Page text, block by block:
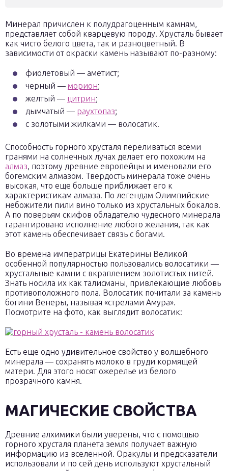
Минерал причислен к полудрагоценным камням,
представляет собой кварцевую породу. Хрусталь бывает
как чисто белого цвета, так и разноцветный. В
зависимости от окраски камень называют по-разному:
фиолетовый — аметист;
черный — морион;
желтый — цитрин;
дымчатый — раухтопаз;
с золотыми жилками — волосатик.
Способность горного хрусталя переливаться всеми
гранями на солнечных лучах делает его похожим на
алмаз, поэтому древние европейцы и именовали его
богемским алмазом. Твердость минерала тоже очень
высокая, что еще больше приближает его к
характеристикам алмаза. По легендам Олимпийские
небожители пили вино только из хрустальных бокалов.
А по поверьям скифов обладателю чудесного минерала
гарантировано исполнение любого желания, так как
этот камень обеспечивает связь с богами.
Во времена императрицы Екатерины Великой
особенной популярностью пользовались волосатики —
хрустальные камни с вкраплением золотистых нитей.
Знать носила их как талисманы, привлекающие любовь
противоположного пола. Волосатик почитали за камень
богини Венеры, называя «стрелами Амура».
Посмотрите на фото, как выглядит волосатик:
Есть еще одно удивительное свойство у волшебного
минерала — сохранять молоко в груди кормящей
матери. Для этого носят ожерелье из белого
прозрачного камня.
МАГИЧЕСКИЕ СВОЙСТВА
Древние алхимики были уверены, что с помощью
горного хрусталя планета земля получает важную
информацию из вселенной. Оракулы и предсказатели
использовали и по сей день используют хрустальный